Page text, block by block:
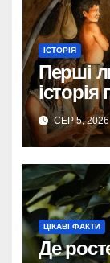
ІСТОРІЯ
Перші
СЕР 5,
ЦІКАВІ ФАКТИ
Де